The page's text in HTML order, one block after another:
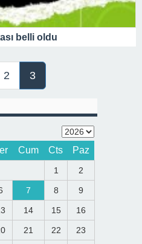
belli oldu
2 3
Cum Cts Paz
1 2
7 8 9
14 15 16
21 22 23